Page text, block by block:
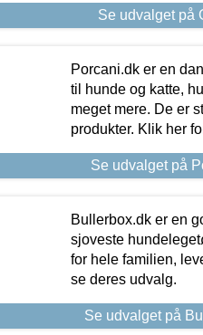
Se udvalget på
Porcani.dk er en
til hunde og katte,
meget mere. De er
produkter. Klik her
Se udvalget på
Bullerbox.dk er en
sjoveste
for hele familien,
se deres udvalg.
Se udvalget på